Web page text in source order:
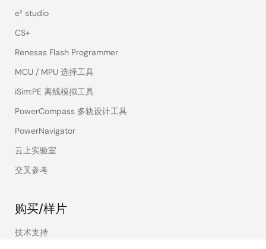
e² studio
CS+
Renesas Flash Programmer
MCU / MPU 选择工具
iSim:PE 离线模拟工具
PowerCompass 多轨设计工具
PowerNavigator
云上实验室
交叉参考
购买/样片
技术支持